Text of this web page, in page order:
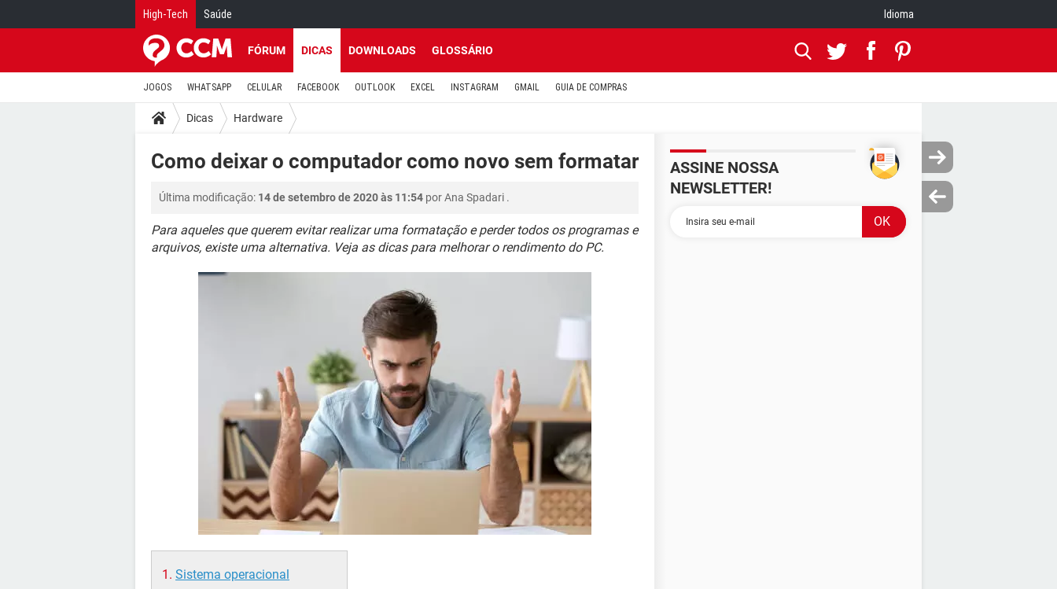
High-Tech Saúde Idioma
FÓRUM DICAS DOWNLOADS GLOSSÁRIO
JOGOS WHATSAPP CELULAR FACEBOOK OUTLOOK EXCEL INSTAGRAM GMAIL GUIA DE COMPRAS
Dicas Hardware
Como deixar o computador como novo sem formatar
Última modificação: 14 de setembro de 2020 às 11:54 porAna Spadari .
Para aqueles que querem evitar realizar uma formatação e perder todos os programas e
arquivos, existe uma alternativa. Veja as dicas para melhorar o rendimento do PC.
Sistema operacional
ASSINE NOSSA
NEWSLETTER!